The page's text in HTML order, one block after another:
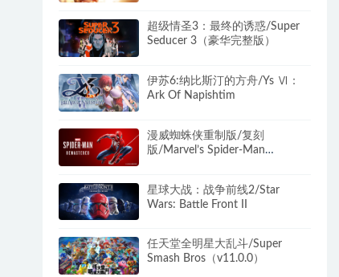
超级情圣3：最终的诱惑/Super
Seducer 3（豪华完整版）
伊苏6:纳比斯汀的方舟/Ys Ⅵ：
Ark Of Napishtim
漫威蜘蛛侠重制版/复刻
版/Marvel’s Spider-Man
星球大战：战争前线2/Star
Wars: Battle Front II
任天堂全明星大乱斗/Super
Smash Bros（v11.0.0）